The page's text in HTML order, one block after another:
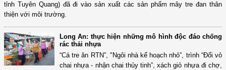
tỉnh Tuyên Quang) đã đi vào sản xuất các sản phẩm mây tre đan thân
thiện với môi trường.
Long An: thực hiện những mô hình độc đáo chống
rác thải nhựa
“Cá tre ăn RTN”, "Ngôi nhà kế hoạch nhỏ”, trình “Đổi vỏ
chai nhựa - nhận chai thủy tinh”, xách giỏ nhựa đi chợ,